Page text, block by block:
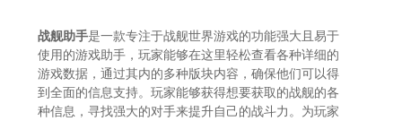
战舰助手是一款专注于战舰世界游戏的功能强大且易于
使用的游戏助手，玩家能够在这里轻松查看各种详细的
游戏数据，通过其内的多种版块内容，确保他们可以得
到全面的信息支持。玩家能够获得想要获取的战舰的各
种信息，寻找强大的对手来提升自己的战斗力。为玩家